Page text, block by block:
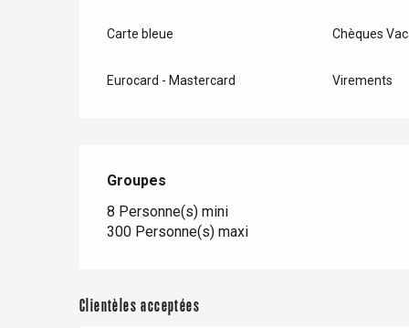
Carte bleue Chèques
Eurocard - Mastercard Virements
Groupes
Groupes
8 Personne(s) mini
300 Personne(s) maxi
Clientèles acceptées